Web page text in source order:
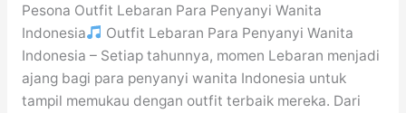
Pesona Outfit Lebaran Para Penyanyi Wanita
Indonesia
Outfit Lebaran Para Penyanyi Wanita
Indonesia – Setiap tahunnya, momen Lebaran menjadi
ajang bagi para penyanyi wanita Indonesia untuk
tampil memukau dengan outfit terbaik mereka. Dari